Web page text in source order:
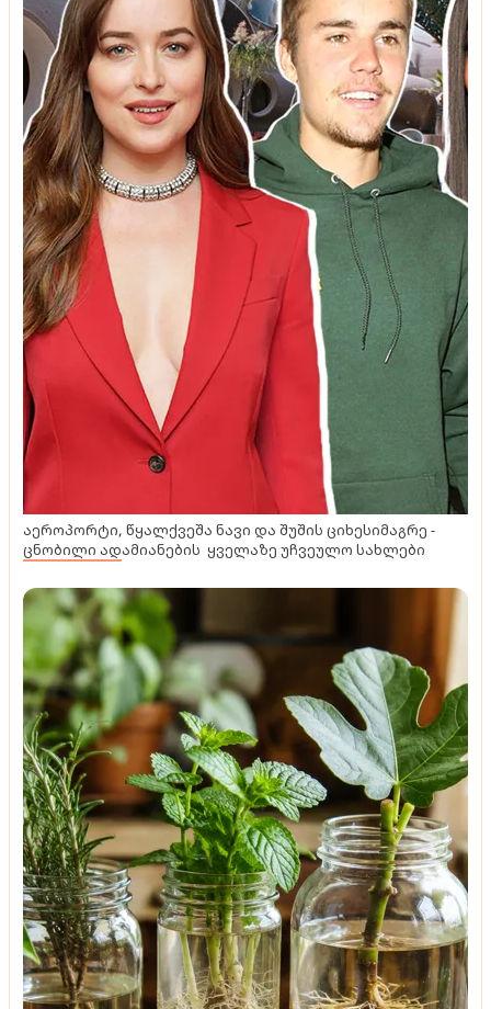
აეროპორტი, წყალქვეშა ნავი და შუშის ციხესიმაგრე -
ცნობილი ადამიანების ყველაზე უჩვეულო სახლები